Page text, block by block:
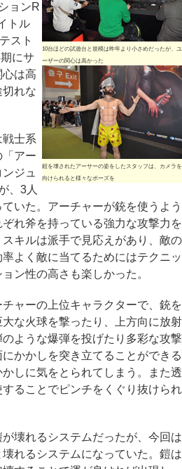
10台ほどの試遊台と規模は昨年より小さめだったが、ユ
ーザーの関心は高かった
鎧を壊されたアーサーの姿をしたスタッフは、カメラを
向けられると様々なポーズを
ョンR
トル
スト
にサ
は高
れな
士系
アー
ジュ
、3人
いた。アーチャーが銃を使うよう
れ斧を持っている強力な攻撃力を
キルは派手で見応えがあり、敵の
よく敵に当てるためにはテクニッ
ン性の高さも楽しかった。
ャーの上位キャラクターで、銃を
な火球を撃ったり、上方向に放射
ような爆弾を投げたり多彩な攻撃
かかしを突き立てることができる
しに気をとられてしまう。また透
ることでピンチをくぐり抜けられ
壊れるシステムだったが、今回は
れるシステムになっていた。鎧は